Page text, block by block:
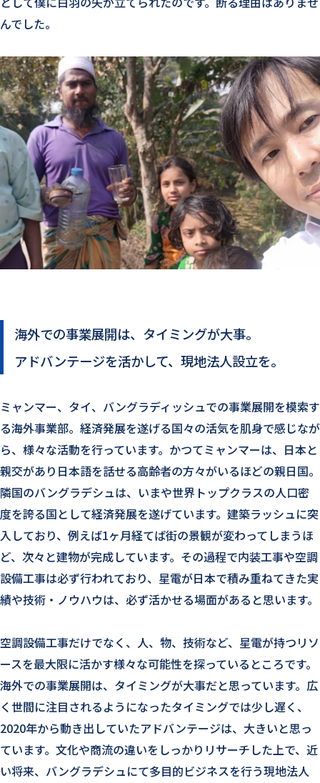
んでした。
海外での事業展開は、タイミングが大事。
アドバンテージを活かして、現地法人設立を。
ミャンマー、タイ、バングラディッシュでの事業展開を模索す
る海外事業部。経済発展を遂げる国々の活気を肌身で感じなが
ら、様々な活動を行っています。かつてミャンマーは、日本と
親交があり日本語を話せる高齢者の方々がいるほどの親日国。
隣国のバングラデシュは、いまや世界トップクラスの人口密
度を誇る国として経済発展を遂げています。建築ラッシュに突
入しており、例えば1ヶ月経てば街の景観が変わってしまうほ
ど、次々と建物が完成しています。その過程で内装工事や空調
設備工事は必ず行われており、星電が日本で積み重ねてきた実
績や技術・ノウハウは、必ず活かせる場面があると思います。
空調設備工事だけでなく、人、物、技術など、星電が持つリソ
ースを最大限に活かす様々な可能性を探っているところです。
海外での事業展開は、タイミングが大事だと思っています。広
く世間に注目されるようになったタイミングでは少し遅く、
2020年から動き出していたアドバンテージは、大きいと思っ
ています。文化や商流の違いをしっかりリサーチした上で、近
い将来、バングラデシュにて多目的ビジネスを行う現地法人